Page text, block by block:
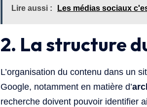
Lire aussi : Les médias sociaux
2. La structure
L’organisation du contenu dans un
Google, notamment en matière d’
recherche doivent pouvoir identifier